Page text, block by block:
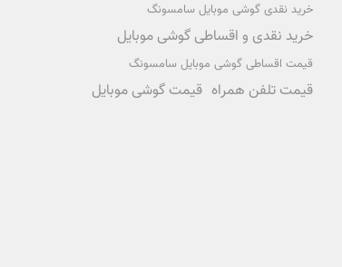
خرید نقدی گوشی موبایل سامسونگ
خرید نقدی و اقساطی گوشی موبایل
قیمت اقساطی گوشی موبایل سامسونگ
قیمت تلفن همراه قیمت گوشی موبایل